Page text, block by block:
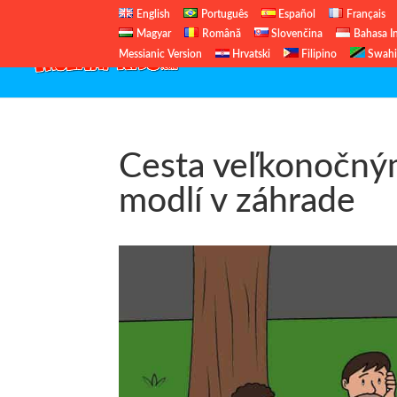
English Português Español
Français
Magyar
Română Slovenčina
Bahasa
Messianic Version
Hrvatski Filipino
Cesta
modlí v záhrade